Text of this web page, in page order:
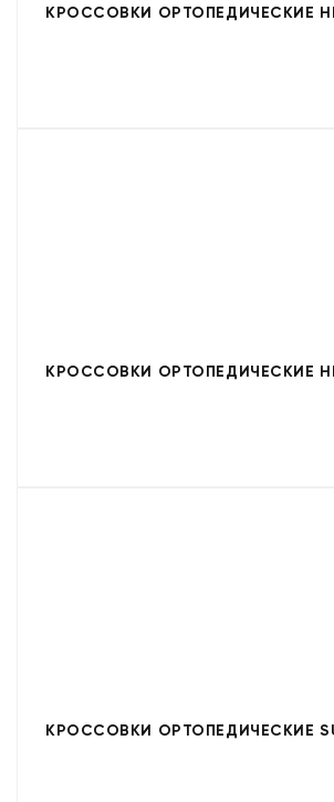
КРОССОВКИ ОРТОПЕДИЧЕСКИЕ
КРОССОВКИ ОРТОПЕДИЧЕСКИЕ
КРОССОВКИ ОРТОПЕДИЧЕСКИЕ